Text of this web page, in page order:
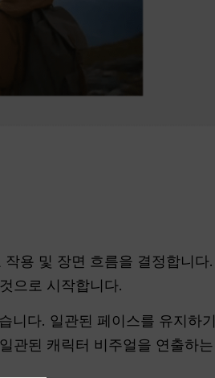
용 및 장면 흐름을 결정합니다.
으로 시작합니다.
니다. 일관된 페이스를 유지하기
관된 캐릭터 비주얼을 연출하는